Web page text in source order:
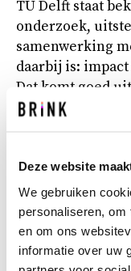
Deze website
We gebruiken
personaliseren,
en om ons
informatie over uw
TU Delft staat
onderzoek,
samenwerking
daarbij is:
Dat komt goed
daar leveren wij
Als strategisch
van de
adviseert, is het
visie op
Informatiebeheer